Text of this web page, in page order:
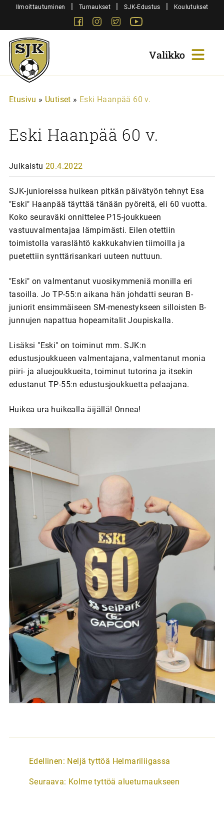
SiirryIlmoittautuminen | Turnaukset | SJK-Edustus | Koulutukset
FacebookInstagram
Twitter
Sjk-
Juniorit
Etusivu » Uutiset » Eski Haanpää 60 v.
Eski Haanpää 60 v.
Julkaistu 20.4.2022
SJK-junioreissa huikean pitkän päivätyön tehnyt Esa
"Eski" Haanpää täyttää tänään pyöreitä, eli 60 vuotta.
Koko seuraväki onnittelee P15-joukkueen
vastuuvalmentajaa lämpimästi. Eilen otettiin
toimistolla varaslähtö kakkukahvien tiimoilla ja
puetettiin synttärisankari uuteen nuttuun.
"Eski" on valmentanut vuosikymmeniä monilla eri
tasoilla. Jo TP-55:n aikana hän johdatti seuran B-
juniorit ensimmäiseen SM-menestykseen silloisten B-
junnujen napattua hopeamitalit Joupiskalla.
Lisäksi "Eski" on toiminut mm. SJK:n
edustusjoukkueen valmentajana, valmentanut monia
piiri- ja aluejoukkueita, toiminut tutorina ja itsekin
edustanut TP-55:n edustusjoukkuetta pelaajana.
Huikea ura huikealla äijällä! Onnea!
A
t
Edellinen: Neljä tyttöä Helmariliigassa
Seuraava: Kolme tyttöä alueturnaukseen